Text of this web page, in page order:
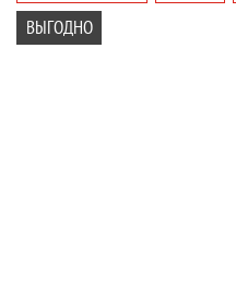
ВЫГОДНО